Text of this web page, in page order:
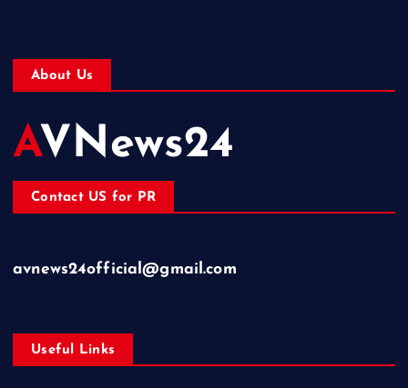
About Us
AVNews24
Contact US for PR
avnews24official@gmail.com
Useful Links